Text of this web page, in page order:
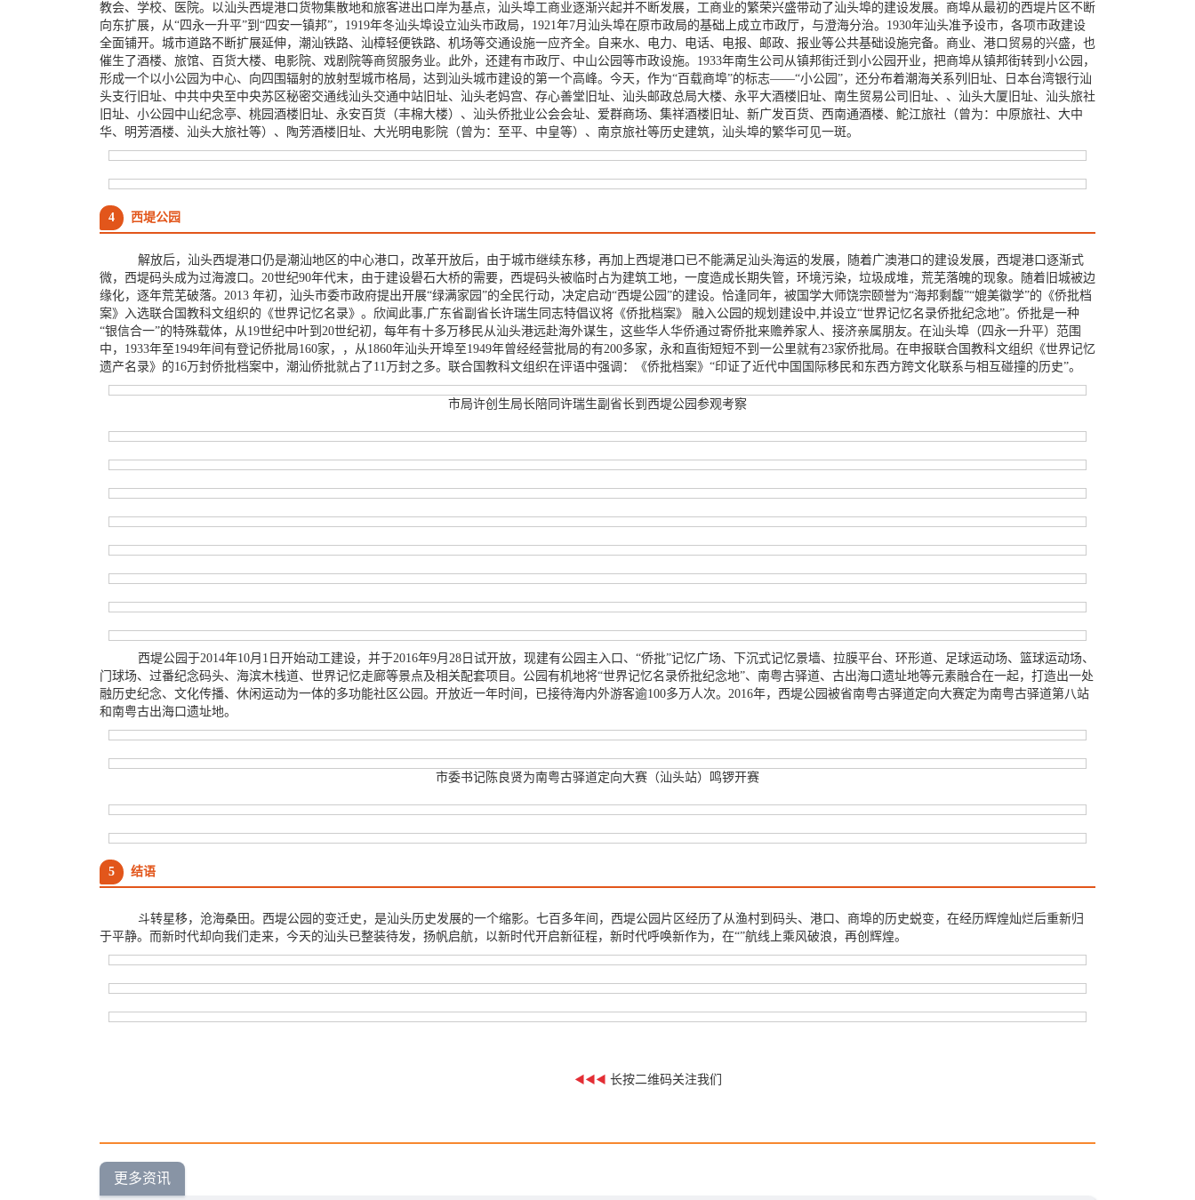
教会、学校、医院。以汕头西堤港口货物集散地和旅客进出口岸为基点，汕头埠工商业逐渐兴起并不断发展，工商业的繁荣兴盛带动了汕头埠的建设发展。商埠从最初的西堤片区不断
向东扩展，从“四永一升平”到“四安一镇邦”，1919年冬汕头埠设立汕头市政局，1921年7月汕头埠在原市政局的基础上成立市政厅，与澄海分治。1930年汕头准予设市，各项市政建设
全面铺开。城市道路不断扩展延伸，潮汕铁路、汕樟轻便铁路、机场等交通设施一应齐全。自来水、电力、电话、电报、邮政、报业等公共基础设施完备。商业、港口贸易的兴盛，也
催生了酒楼、旅馆、百货大楼、电影院、戏剧院等商贸服务业。此外，还建有市政厅、中山公园等市政设施。1933年南生公司从镇邦街迁到小公园开业，把商埠从镇邦街转到小公园，
形成一个以小公园为中心、向四围辐射的放射型城市格局，达到汕头城市建设的第一个高峰。今天，作为“百载商埠”的标志——“小公园”，还分布着潮海关系列旧址、日本台湾银行汕
头支行旧址、中共中央至中央苏区秘密交通线汕头交通中站旧址、汕头老妈宫、存心善堂旧址、汕头邮政总局大楼、永平大酒楼旧址、南生贸易公司旧址、、汕头大厦旧址、汕头旅社
旧址、小公园中山纪念亭、桃园酒楼旧址、永安百货（丰棉大楼）、汕头侨批业公会会址、爱群商场、集祥酒楼旧址、新广发百货、西南通酒楼、鮀江旅社（曾为：中原旅社、大中
华、明芳酒楼、汕头大旅社等）、陶芳酒楼旧址、大光明电影院（曾为：至平、中皇等）、南京旅社等历史建筑，汕头埠的繁华可见一斑。
4 西堤公园
解放后，汕头西堤港口仍是潮汕地区的中心港口，改革开放后，由于城市继续东移，再加上西堤港口已不能满足汕头海运的发展，随着广澳港口的建设发展，西堤港口逐渐式
微，西堤码头成为过海渡口。20世纪90年代末，由于建设礐石大桥的需要，西堤码头被临时占为建筑工地，一度造成长期失管，环境污染，垃圾成堆，荒芜落魄的现象。随着旧城被边
缘化，逐年荒芜破落。2013 年初，汕头市委市政府提出开展“绿满家园”的全民行动，决定启动“西堤公园”的建设。恰逢同年，被国学大师饶宗颐誉为“海邦剩馥”“媲美徽学”的《侨批档
案》入选联合国教科文组织的《世界记忆名录》。欣闻此事,广东省副省长许瑞生同志特倡议将《侨批档案》 融入公园的规划建设中,并设立“世界记忆名录侨批纪念地”。侨批是一种
“银信合一”的特殊载体，从19世纪中叶到20世纪初，每年有十多万移民从汕头港远赴海外谋生，这些华人华侨通过寄侨批来赡养家人、接济亲属朋友。在汕头埠（四永一升平）范围
中，1933年至1949年间有登记侨批局160家，，从1860年汕头开埠至1949年曾经经营批局的有200多家，永和直街短短不到一公里就有23家侨批局。在申报联合国教科文组织《世界记忆
遗产名录》的16万封侨批档案中，潮汕侨批就占了11万封之多。联合国教科文组织在评语中强调：《侨批档案》“印证了近代中国国际移民和东西方跨文化联系与相互碰撞的历史”。
市局许创生局长陪同许瑞生副省长到西堤公园参观考察
西堤公园于2014年10月1日开始动工建设，并于2016年9月28日试开放，现建有公园主入口、“侨批”记忆广场、下沉式记忆景墙、拉膜平台、环形道、足球运动场、篮球运动场、
门球场、过番纪念码头、海滨木栈道、世界记忆走廊等景点及相关配套项目。公园有机地将“世界记忆名录侨批纪念地”、南粤古驿道、古出海口遗址地等元素融合在一起，打造出一处
融历史纪念、文化传播、休闲运动为一体的多功能社区公园。开放近一年时间，已接待海内外游客逾100多万人次。2016年，西堤公园被省南粤古驿道定向大赛定为南粤古驿道第八站
和南粤古出海口遗址地。
市委书记陈良贤为南粤古驿道定向大赛（汕头站）鸣锣开赛
5 结语
斗转星移，沧海桑田。西堤公园的变迁史，是汕头历史发展的一个缩影。七百多年间，西堤公园片区经历了从渔村到码头、港口、商埠的历史蜕变，在经历辉煌灿烂后重新归
于平静。而新时代却向我们走来，今天的汕头已整装待发，扬帆启航，以新时代开启新征程，新时代呼唤新作为，在“”航线上乘风破浪，再创辉煌。
◀◀◀ 长按二维码关注我们
更多资讯